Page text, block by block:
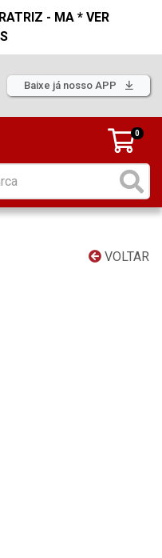
- MA * VER
Baixe já nosso APP
0
VOLTAR